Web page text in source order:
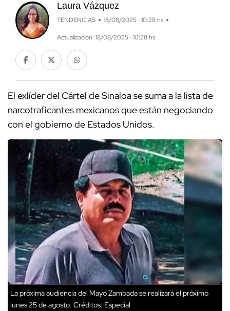
Laura Vázquez
TENDENCIAS 18/08/2025 · 10:28 hs
Actualización: 18/08/2025 · 10:28 hs
El exlíder del Cártel de Sinaloa se suma a la lista de
narcotraficantes mexicanos que están negociando
con el gobierno de Estados Unidos.
La próxima audiencia del Mayo Zambada se realizará el próximo
lunes 25 de agosto. Créditos: Especial